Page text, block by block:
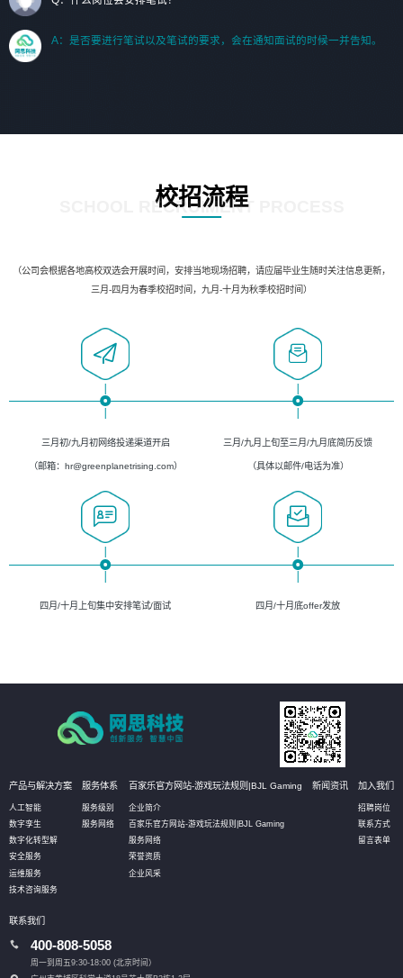
A：是否要进行笔试以及笔试的要求，会在通知面试的时候一并告知。
校招流程
SCHOOL RECRUIMENT PROCESS
（公司会根据各地高校双选会开展时间，安排当地现场招聘，请应届毕业生随时关注信息更新，
三月-四月为春季校招时间，九月-十月为秋季校招时间）
三月初/九月初网络投递渠道开启
（邮箱：hr@greenplanetrising.com）
三月/九月上旬至三月/九月底简历反馈
（具体以邮件/电话为准）
四月/十月上旬集中安排笔试/面试 四月/十月底offer发放
产品与解决方案
人工智能
数字孪生
数字化转型解
安全服务
运维服务
技术咨询服务
服务体系
服务级别
服务网络
百家乐官方网站-游戏玩法规则|BJL Gaming
企业简介
百家乐官方网站-游戏玩法规则|BJL Gaming
服务网络
荣誉资质
企业风采
新闻资讯 加入我们
招聘岗位
联系方式
留言表单
联系我们
400-808-5058
周一到周五9:30-18:00 (北京时间）